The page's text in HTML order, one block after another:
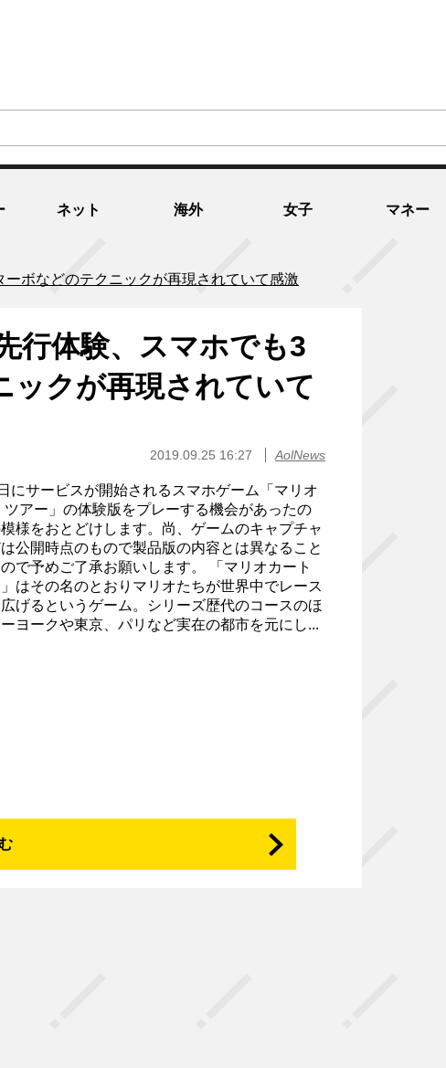
ネット 海外 女子 マネー
ボなどのテクニックが再現されていて感激
行体験、スマホでも3
ックが再現されていて
2019.09.25 16:27 AolNews
にサービスが開始されるスマホゲーム「マリオ
ツアー」の体験版をプレーする機会があったの
様をおとどけします。尚、ゲームのキャプチャ
公開時点のもので製品版の内容とは異なること
で予めご了承お願いします。 「マリオカート
はその名のとおりマリオたちが世界中でレース
げるというゲーム。シリーズ歴代のコースのほ
ヨークや東京、パリなど実在の都市を元にし...